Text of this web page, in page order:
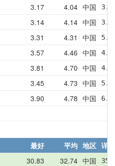
3.17 4.04 中国
3.14 4.14 中国
3.31 4.31 中国
3.57 4.46 中国
3.81 4.70 中国
3.45 4.73 中国
3.90 4.78 中国
最好 平均 地区 详情
30.83 32.74 中国